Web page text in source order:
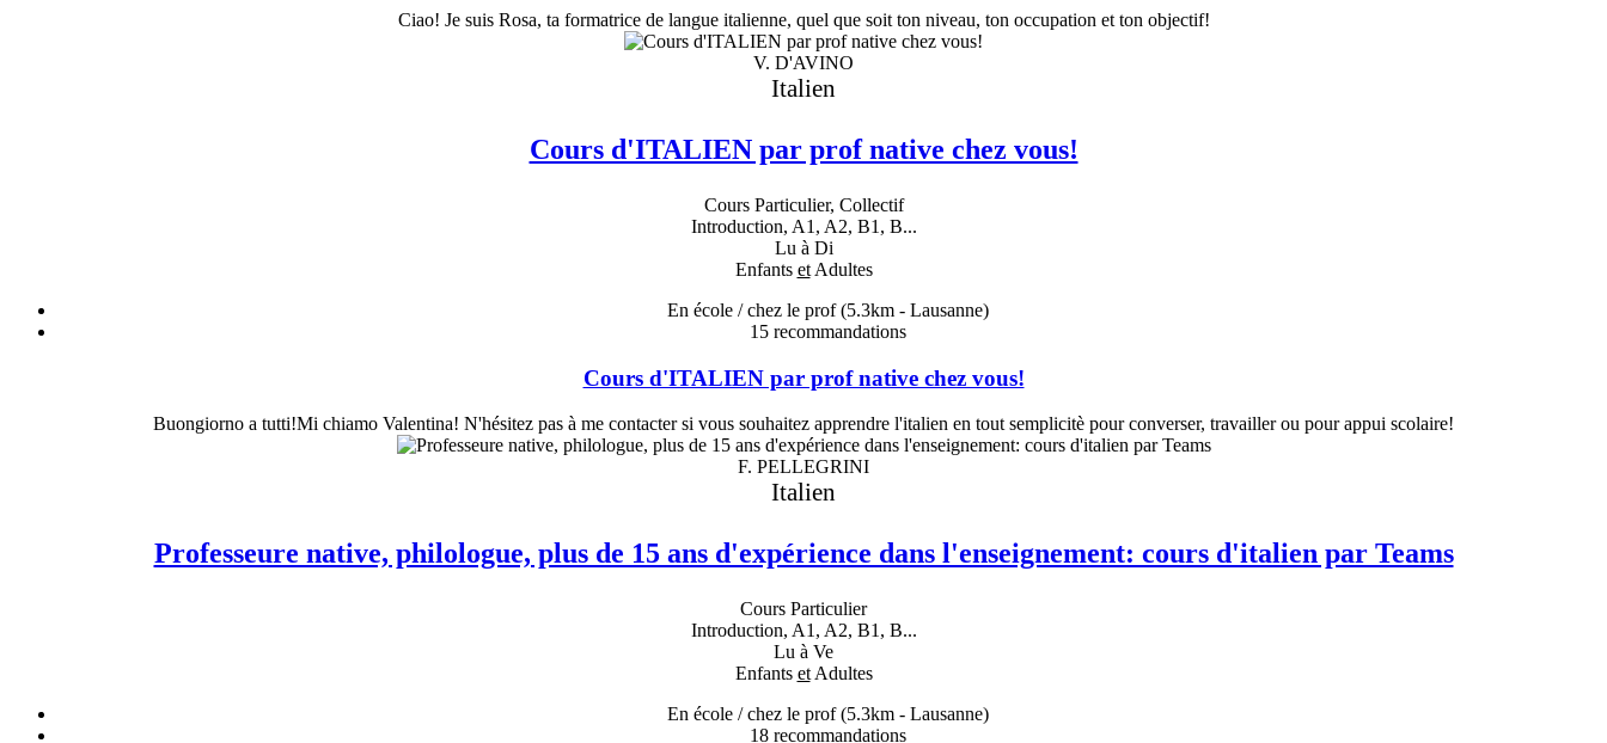
Ciao! Je suis Rosa, ta formatrice de langue italienne, quel que soit ton niveau, ton occupation et ton objectif!
V. D'AVINO
Italien
Cours d'ITALIEN par prof native chez vous!
Cours Particulier, Collectif
Introduction, A1, A2, B1, B...
Lu à Di
Enfants etAdultes
En école / chez le prof(5.3km - Lausanne)
15recommandations
Cours d'ITALIEN par prof native chez vous!
Buongiorno a tutti!Mi chiamo Valentina! N'hésitez pas à me contacter si vous souhaitez apprendre l'italien en tout semplicitè pour converser, travailler ou pour appui scolaire!
F. PELLEGRINI
Italien
Professeure native, philologue, plus de 15 ans d'expérience dans l'enseignement: cours d'italien par Teams
Cours Particulier
Introduction, A1, A2, B1, B...
Lu à Ve
Enfants etAdultes
En école / chez le prof(5.3km - Lausanne)
18recommandations